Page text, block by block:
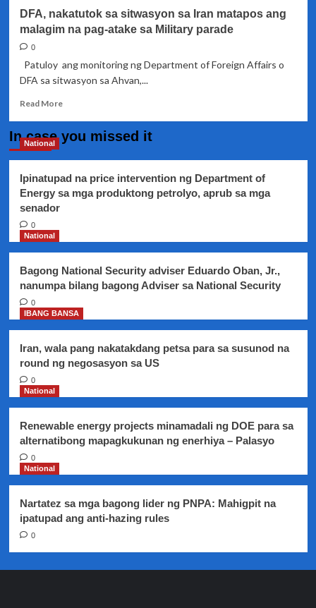
DFA, nakatutok sa sitwasyon sa Iran matapos ang
malagim na pag-atake sa Military parade
0
Patuloy ang monitoring ng Department of Foreign Affairs o
DFA sa sitwasyon sa Ahvan,...
Read MoreRead
DFA,
sitwasyon
sa
pag-
atake
Military
parade
In case you missed it
National
Ipinatupad na price intervention ng Department of
Energy sa mga produktong petrolyo, aprub sa mga
senador
0
National
Bagong National Security adviser Eduardo Oban, Jr.,
nanumpa bilang bagong Adviser sa National Security
0
IBANG BANSA
Iran, wala pang nakatakdang petsa para sa susunod na
round ng negosasyon sa US
0
National
Renewable energy projects minamadali ng DOE para sa
alternatibong mapagkukunan ng enerhiya – Palasyo
0
National
Nartatez sa mga bagong lider ng PNPA: Mahigpit na
ipatupad ang anti-hazing rules
0